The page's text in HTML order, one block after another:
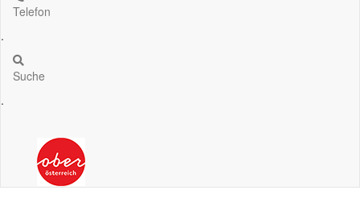
Telefon
.
Suche
.